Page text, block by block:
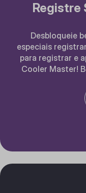
Registre
Desbloqueie
especiais
para registrar e
Cooler Master!